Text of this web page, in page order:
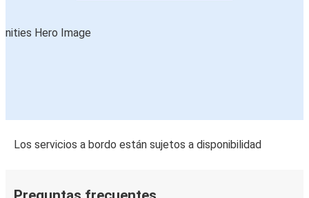
Los servicios a bordo están sujetos a disponibilidad